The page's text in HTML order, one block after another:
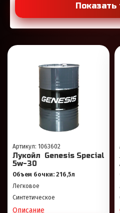
Показать
Артикул: 1063602
Лукойл Genesis Special
5w-30
Объем бочки: 216,5л
Легковое
Синтетическое
Описание